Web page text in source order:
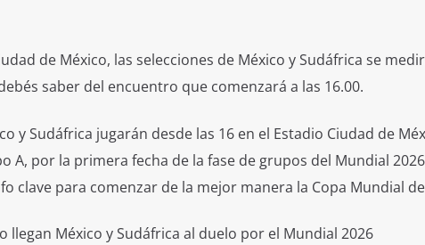
de México, las selecciones de México y Sudáfrica se
saber del encuentro que comenzará a las 16.00.
y Sudáfrica jugarán desde las 16 en el Estadio Ciudad de
A, por la primera fecha de la fase de grupos del Mundial
clave para comenzar de la mejor manera la Copa Mundial de
llegan México y Sudáfrica al duelo por el Mundial 2026